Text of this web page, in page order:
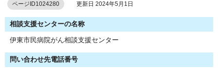
ページID1024280 更新日 2024年5月1日
相談支援センターの名称
伊東市民病院がん相談支援センター
問い合わせ先電話番号